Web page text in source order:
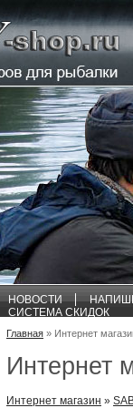
НОВОСТИ
СИСТЕМА СКИДОК
Главная » Интернет
Интернет
Интернет магазин »